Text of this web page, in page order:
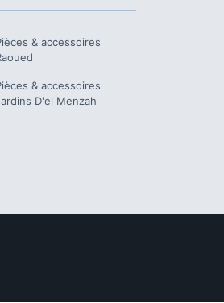
& accessoires
& accessoires
D'el Menzah